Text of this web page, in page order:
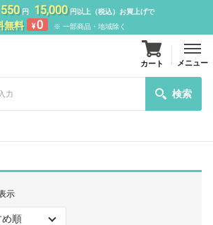
550円 15,000円以上（税込）お買上げで
無料 ¥0 ※ 一部商品・地域除く
検索
カート メニュー
示